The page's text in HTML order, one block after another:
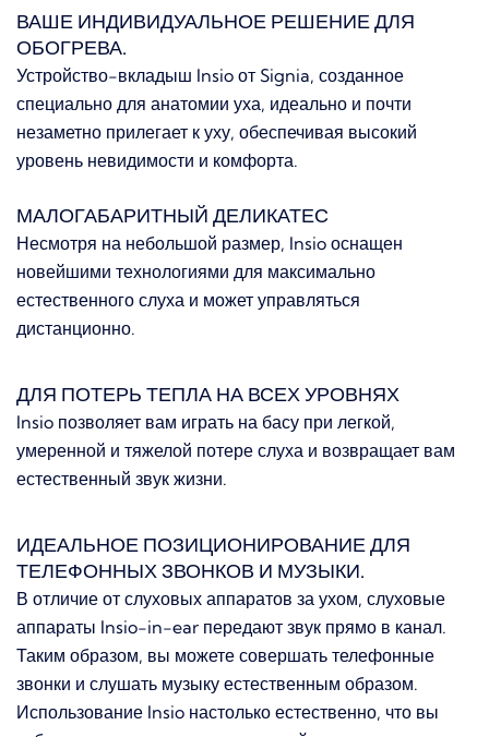
ВАШЕ ИНДИВИДУАЛЬНОЕ РЕШЕНИЕ ДЛЯ
ОБОГРЕВА.
Устройство-вкладыш Insio от Signia, созданное
специально для анатомии уха, идеально и почти
незаметно прилегает к уху, обеспечивая высокий
уровень невидимости и комфорта.
МАЛОГАБАРИТНЫЙ ДЕЛИКАТЕС
Несмотря на небольшой размер, Insio оснащен
новейшими технологиями для максимально
естественного слуха и может управляться
дистанционно.
ДЛЯ ПОТЕРЬ ТЕПЛА НА ВСЕХ УРОВНЯХ
Insio позволяет вам играть на басу при легкой,
умеренной и тяжелой потере слуха и возвращает вам
естественный звук жизни.
ИДЕАЛЬНОЕ ПОЗИЦИОНИРОВАНИЕ ДЛЯ
ТЕЛЕФОННЫХ ЗВОНКОВ И МУЗЫКИ.
В отличие от слуховых аппаратов за ухом, слуховые
аппараты Insio-in-ear передают звук прямо в канал.
Таким образом, вы можете совершать телефонные
звонки и слушать музыку естественным образом.
Использование Insio настолько естественно, что вы